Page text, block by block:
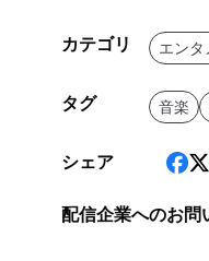
カテゴリ エンタ
タグ 音楽
シェア
配信企業へのお問